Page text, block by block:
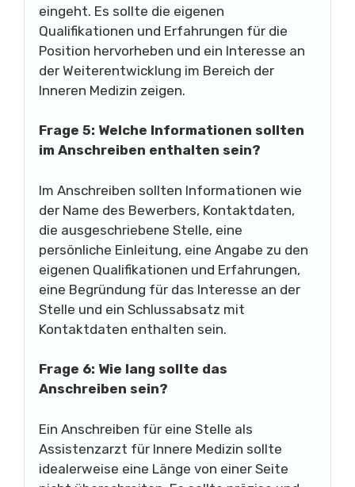
eingeht. Es sollte die eigenen
Qualifikationen und Erfahrungen für die
Position hervorheben und ein Interesse an
der Weiterentwicklung im Bereich der
Inneren Medizin zeigen.
Frage 5: Welche Informationen sollten
im Anschreiben enthalten sein?
Im Anschreiben sollten Informationen wie
der Name des Bewerbers, Kontaktdaten,
die ausgeschriebene Stelle, eine
persönliche Einleitung, eine Angabe zu den
eigenen Qualifikationen und Erfahrungen,
eine Begründung für das Interesse an der
Stelle und ein Schlussabsatz mit
Kontaktdaten enthalten sein.
Frage 6: Wie lang sollte das
Anschreiben sein?
Ein Anschreiben für eine Stelle als
Assistenzarzt für Innere Medizin sollte
idealerweise eine Länge von einer Seite